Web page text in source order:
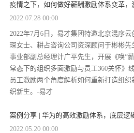
疫情之下，如何做好薪酬激励体系变革，
2022.07.28 00:00
2022年7月6日，易才集团特邀北京混序
琛女士、耕占咨询公司资深顾问于彬彬先
事业部副总经理计广平先生，开展《唤“
常态下的组织多面激励与员工360关怀》
员工激励两个角度解析如何重新打造组
织新生。-易才
案例分享 | 华为的高效激励体系，底层逻
2022.05.20 00:00